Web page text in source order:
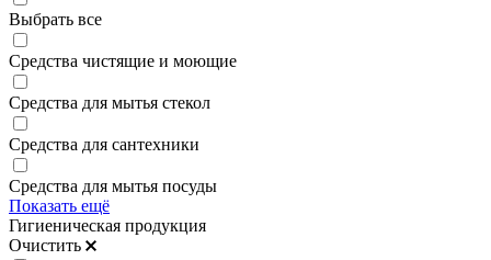
Выбрать все
Средства чистящие и моющие
Средства для мытья стекол
Средства для сантехники
Средства для мытья посуды
Показать ещё
Гигиеническая продукция
Очистить